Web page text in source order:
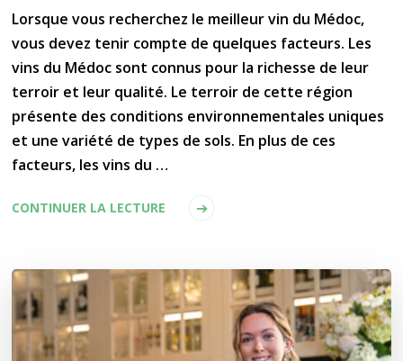
Lorsque vous recherchez le meilleur vin du Médoc,
vous devez tenir compte de quelques facteurs. Les
vins du Médoc sont connus pour la richesse de leur
terroir et leur qualité. Le terroir de cette région
présente des conditions environnementales uniques
et une variété de types de sols. En plus de ces
facteurs, les vins du …
CONTINUER LA LECTURE